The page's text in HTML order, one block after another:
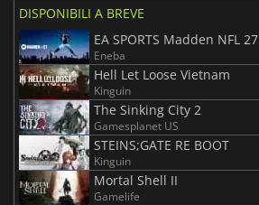
DISPONIBILI A BREVE
EA SPORTS Madden NFL 27
Eneba
Hell Let Loose Vietnam
Kinguin
The Sinking City 2
Gamesplanet US
STEINS;GATE RE BOOT
Kinguin
Mortal Shell II
Gamelife